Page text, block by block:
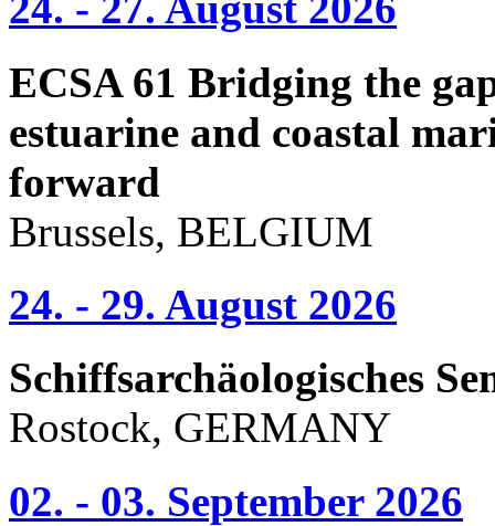
ECSA 61 Bridging the
estuarine and coastal
forward
Brussels, BELGIUM
24. - 29. August 2026
Schiffsarchäologisches
Rostock, GERMANY
02. - 03. September 2026